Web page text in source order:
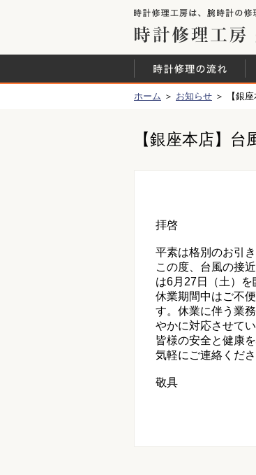
ホーム ＞ お知らせ ＞ 【銀
【銀座本店】
拝啓
平素は格別のお引
この度、台風の接
は6月27日（土）を
休業期間中はご不
す。休業に伴う業
やかに対応させてい
皆様の安全と健康
気軽にご連絡くださ
敬具